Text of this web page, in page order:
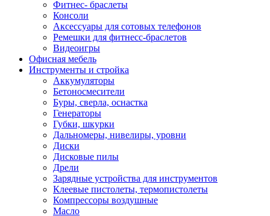
Фитнес- браслеты
Консоли
Аксессуары для сотовых телефонов
Ремешки для фитнесс-браслетов
Видеоигры
Офисная мебель
Инструменты и стройка
Аккумуляторы
Бетоносмесители
Буры, сверла, оснастка
Генераторы
Губки, шкурки
Дальномеры, нивелиры, уровни
Диски
Дисковые пилы
Дрели
Зарядные устройства для инструментов
Клеевые пистолеты, термопистолеты
Компрессоры воздушные
Масло